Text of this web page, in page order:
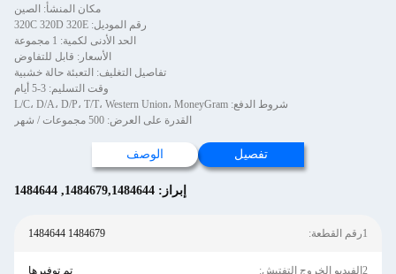
مكان المنشأ: الصين
رقم الموديل: 320C 320D 320E
الحد الأدنى لكمية: 1 مجموعة
الأسعار: قابل للتفاوض
تفاصيل التغليف: التعبئة حالة خشبية
وقت التسليم: 3-5 أيام
شروط الدفع: L/C، D/A، D/P، T/T، Western Union، MoneyGram
القدرة على العرض: 500 مجموعات / شهر
تفصيل الوصف
إبراز: 1484679,1484644
,
1484644
1رقم القطعة: 1484679 1484644
2الفيديو الخروج التفتيش: تم توفيرها